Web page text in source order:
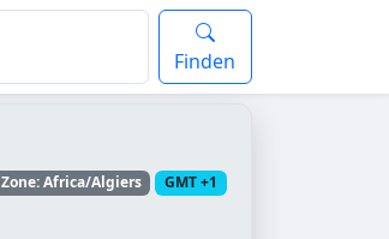
Finden
Zone: Africa/Algiers GMT +1